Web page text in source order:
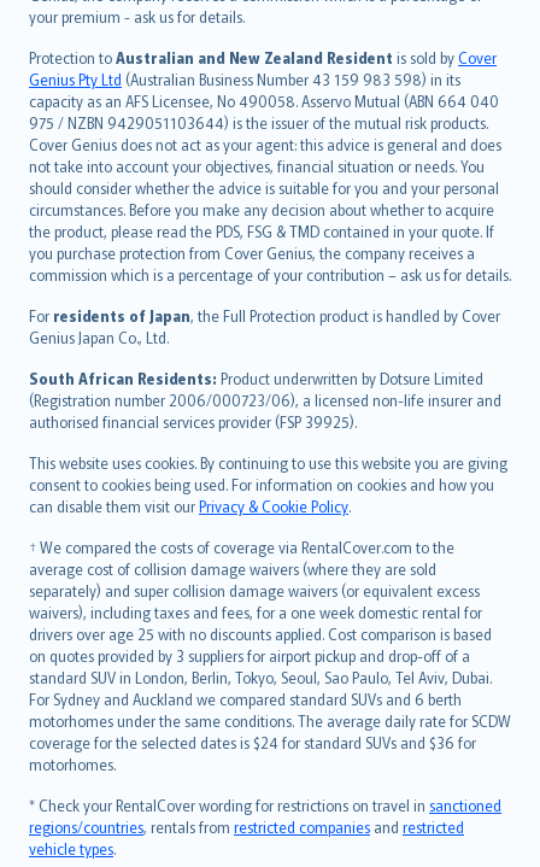
your premium - ask us for details.
Protection toAustralian and New Zealand Resident is sold byCover
Genius Pty Ltd (Australian Business Number 43 159 983 598) in its
capacity as an AFS Licensee, No 490058. Asservo Mutual (ABN 664 040
975 / NZBN 9429051103644) is the issuer of the mutual risk products.
Cover Genius does not act as your agent: this advice is general and does
not take into account your objectives, financial situation or needs. You
should consider whether the advice is suitable for you and your personal
circumstances. Before you make any decision about whether to acquire
the product, please read the PDS, FSG & TMD contained in your quote. If
you purchase protection from Cover Genius, the company receives a
commission which is a percentage of your contribution – ask us for details.
For residents of Japan, the Full Protection product is handled by Cover
Genius Japan Co., Ltd.
South African Residents: Product underwritten by Dotsure Limited
(Registration number 2006/000723/06), a licensed non-life insurer and
authorised financial services provider (FSP 39925).
This website uses cookies. By continuing to use this website you are giving
consent to cookies being used. For information on cookies and how you
can disable them visit ourPrivacy & Cookie Policy.
† We compared the costs of coverage via RentalCover.com to the
average cost of collision damage waivers (where they are sold
separately) and super collision damage waivers (or equivalent excess
waivers), including taxes and fees, for a one week domestic rental for
drivers over age 25 with no discounts applied. Cost comparison is based
on quotes provided by 3 suppliers for airport pickup and drop-off of a
standard SUV in London, Berlin, Tokyo, Seoul, Sao Paulo, Tel Aviv, Dubai.
For Sydney and Auckland we compared standard SUVs and 6 berth
motorhomes under the same conditions. The average daily rate for SCDW
coverage for the selected dates is $24 for standard SUVs and $36 for
motorhomes.
* Check your RentalCover wording for restrictions on travel in sanctioned
regions/countries, rentals from restricted companies and restricted
vehicle types.
Türkçe
česky
Русский
ภาษาไทย
български
català
Hrvatski
eesti
Ελληνικά
Magyar
Íslenska
Bahasa Indonesia
latviešu
Lietuviškai
Bahasa Melayu
Română
српски
Slovensky
Slovenščina
Українська
Tiếng Việt